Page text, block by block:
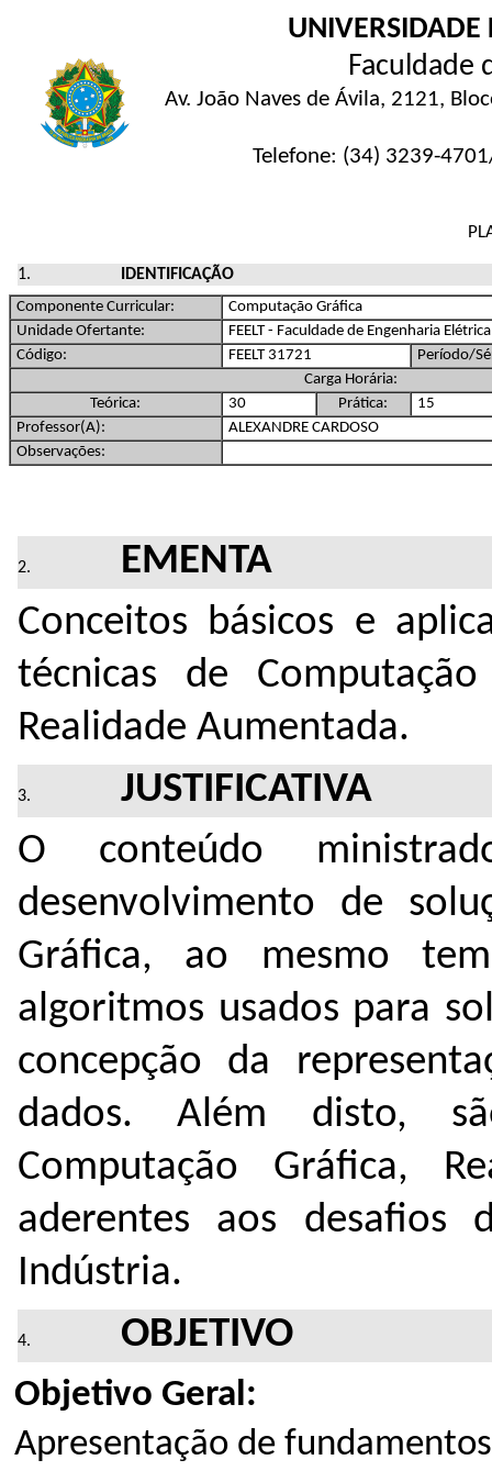
UNIVERSIDADE
Faculdade
Av. João Naves de Ávila, 2121,
Telefone: (34) 3239-
IDENTIFICAÇÃO
Componente Curricular:
Computação Gráfica
Unidade Ofertante:
FEELT - Faculdade de Engenharia Elétrica
Código:
FEELT 31721
Período/
Carga Horária:
Teórica:
30 Prática:
15
Professor(A):
ALEXANDRE CARDOSO
Observações:
EMENTA
Conceitos básicos e
técnicas de
Realidade Aumentada.
JUSTIFICATIVA
O conteúdo
desenvolvimento de
Gráfica, ao mesmo
algoritmos usados para
concepção da
dados. Além disto,
Computação Gráfica,
aderentes aos desafios
Indústria.
OBJETIVO
Objetivo Geral:
Apresentação de